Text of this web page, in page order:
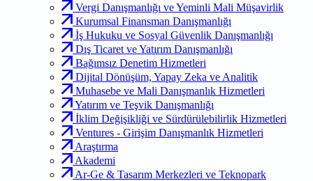
Vergi Danışmanlığı ve Yeminli Mali Müşavirlik
Kurumsal Finansman Danışmanlığı
İş Hukuku ve Sosyal Güvenlik Danışmanlığı
Dış Ticaret ve Yatırım Danışmanlığı
Bağımsız Denetim Hizmetleri
Dijital Dönüşüm, Yapay Zeka ve Analitik
Muhasebe ve Mali Danışmanlık Hizmetleri
Yatırım ve Teşvik Danışmanlığı
İklim Değişikliği ve Sürdürülebilirlik Hizmetleri
Ventures - Girişim Danışmanlık Hizmetleri
Araştırma
Akademi
Ar-Ge & Tasarım Merkezleri ve Teknopark